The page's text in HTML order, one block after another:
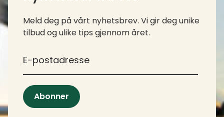
Meld deg på vårt nyhetsbrev. Vi gir deg unike
tilbud og ulike tips gjennom året.
E-postadresse
Abonner